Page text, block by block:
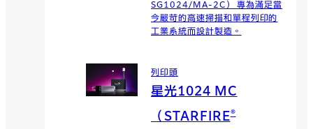
SG1024/MA-2C） 專為滿足當
今嚴苛的高速掃描和單程列印的
工業系統而設計製造。
列印頭
星光1024 MC
（STARFIRE®